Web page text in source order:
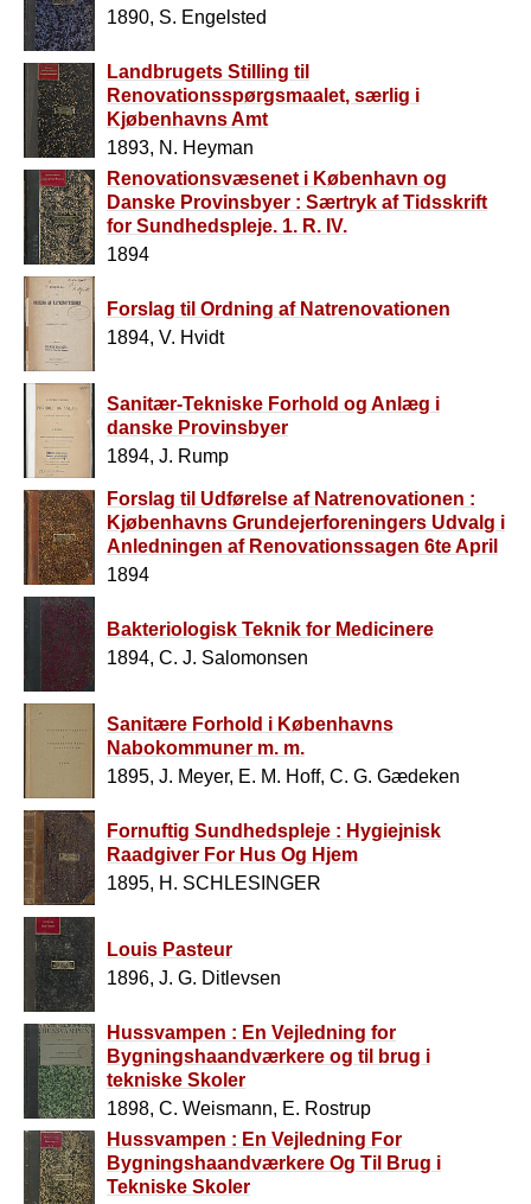
1890, S. Engelsted
Landbrugets Stilling til
Renovationsspørgsmaalet, særlig i
Kjøbenhavns Amt
1893, N. Heyman
Renovationsvæsenet i København og
Danske Provinsbyer : Særtryk af Tidsskrift
for Sundhedspleje. 1. R. IV.
1894
Forslag til Ordning af Natrenovationen
1894, V. Hvidt
Sanitær-Tekniske Forhold og Anlæg i
danske Provinsbyer
1894, J. Rump
Forslag til Udførelse af Natrenovationen :
Kjøbenhavns Grundejerforeningers Udvalg i
Anledningen af Renovationssagen 6te April
1894
1894
Bakteriologisk Teknik for Medicinere
1894, C. J. Salomonsen
Sanitære Forhold i Københavns
Nabokommuner m. m.
1895, J. Meyer, E. M. Hoff, C. G. Gædeken
Fornuftig Sundhedspleje : Hygiejnisk
Raadgiver For Hus Og Hjem
1895, H. SCHLESINGER
Louis Pasteur
1896, J. G. Ditlevsen
Hussvampen : En Vejledning for
Bygningshaandværkere og til brug i
tekniske Skoler
1898, C. Weismann, E. Rostrup
Hussvampen : En Vejledning For
Bygningshaandværkere Og Til Brug i
Tekniske Skoler